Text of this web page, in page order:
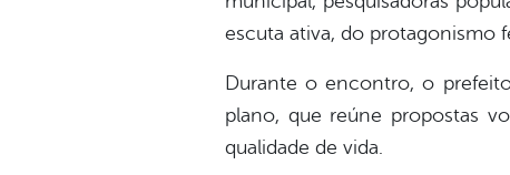
escuta ativa, do protagonismo
Durante o encontro, o
plano, que reúne propostas
qualidade de vida.